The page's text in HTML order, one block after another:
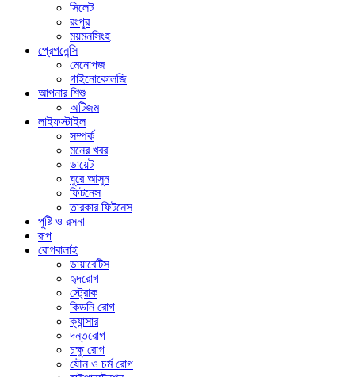
সিলেট
রংপুর
ময়মনসিংহ
প্রেগনেন্সি
মেনোপজ
গাইনোকোলজি
আপনার শিশু
অটিজম
লাইফস্টাইল
সম্পর্ক
মনের খবর
ডায়েট
ঘুরে আসুন
ফিটনেস
তারকার ফিটনেস
পুষ্টি ও রসনা
রূপ
রোগবালাই
ডায়াবেটিস
হৃদরোগ
স্ট্রোক
কিডনি রোগ
ক্যান্সার
দন্তরোগ
চক্ষু রোগ
যৌন ও চর্ম রোগ